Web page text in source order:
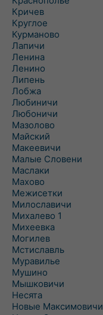
Кричев
Круглое
Курманово
Лапичи
Ленина
Ленино
Липень
Лобжа
Любиничи
Любоничи
Мазолово
Майский
Макеевичи
Малые Словени
Маслаки
Махово
Межисетки
Милославичи
Михалево 1
Михеевка
Могилев
Мстиславль
Муравилье
Мушино
Мышковичи
Несята
Новые Максимовичи